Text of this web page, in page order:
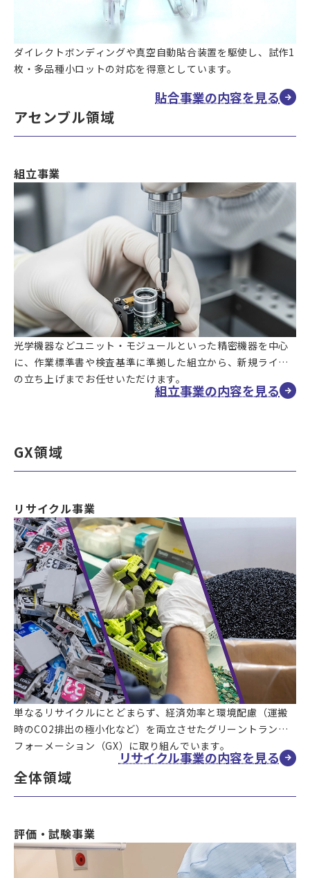
ダイレクトボンディングや真空自動貼合装置を駆使し、試作1
枚・多品種小ロットの対応を得意としています。
貼合事業の内容を見る
アセンブル領域
組立事業
光学機器などユニット・モジュールといった精密機器を中心
に、作業標準書や検査基準に準拠した組立から、新規ライン
の立ち上げまでお任せいただけます。
組立事業の内容を見る
GX領域
リサイクル事業
単なるリサイクルにとどまらず、経済効率と環境配慮（運搬
時のCO2排出の極小化など）を両立させたグリーントランス
フォーメーション（GX）に取り組んでいます。
リサイクル事業の内容を見る
全体領域
評価・試験事業